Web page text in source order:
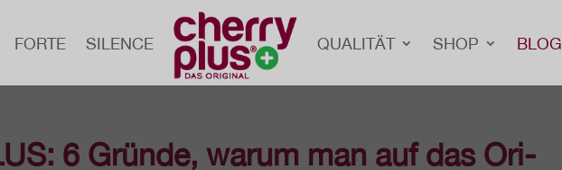
FORTE SILENCE QUA­LI­TÄT SHOP BLOG
6 Gründe, warum man auf das Ori­